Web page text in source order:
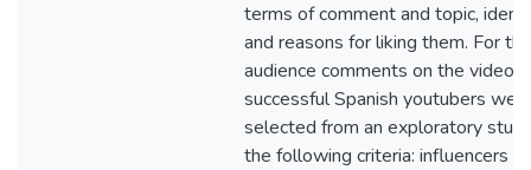
terms of comment and topic,
and reasons for liking them. For
audience comments on the
successful Spanish youtubers
selected from an exploratory
the following criteria: influencers